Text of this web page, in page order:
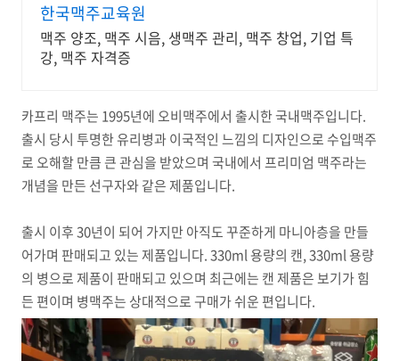
한국맥주교육원
맥주 양조, 맥주 시음, 생맥주 관리, 맥주 창업, 기업 특
강, 맥주 자격증
카프리 맥주는 1995년에 오비맥주에서 출시한 국내맥주입니다.
출시 당시 투명한 유리병과 이국적인 느낌의 디자인으로 수입맥주
로 오해할 만큼 큰 관심을 받았으며 국내에서 프리미엄 맥주라는
개념을 만든 선구자와 같은 제품입니다.
출시 이후 30년이 되어 가지만 아직도 꾸준하게 마니아층을 만들
어가며 판매되고 있는 제품입니다. 330ml 용량의 캔, 330ml 용량
의 병으로 제품이 판매되고 있으며 최근에는 캔 제품은 보기가 힘
든 편이며 병맥주는 상대적으로 구매가 쉬운 편입니다.